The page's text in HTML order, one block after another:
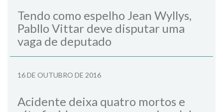
Tendo como espelho Jean Wyllys,
Pabllo Vittar deve disputar uma
vaga de deputado
16 DE OUTUBRO DE 2016
Acidente deixa quatro mortos e